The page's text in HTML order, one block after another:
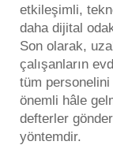
etkileşimli,
daha dijital
Son olarak,
çalışanların
tüm
önemli hâle
defterler
yöntemdir.